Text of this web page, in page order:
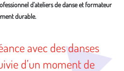
d’ateliers de danse et formateur
durable.
avec des danses
d’un moment de